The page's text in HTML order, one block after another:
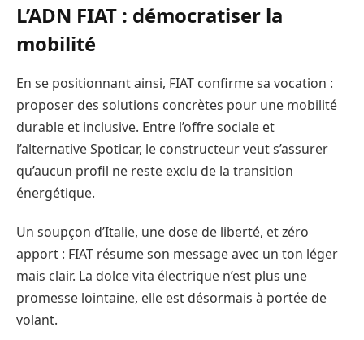
L’ADN FIAT : démocratiser la
mobilité
En se positionnant ainsi, FIAT confirme sa vocation :
proposer des solutions concrètes pour une mobilité
durable et inclusive. Entre l’offre sociale et
l’alternative Spoticar, le constructeur veut s’assurer
qu’aucun profil ne reste exclu de la transition
énergétique.
Un soupçon d’Italie, une dose de liberté, et zéro
apport : FIAT résume son message avec un ton léger
mais clair. La dolce vita électrique n’est plus une
promesse lointaine, elle est désormais à portée de
volant.